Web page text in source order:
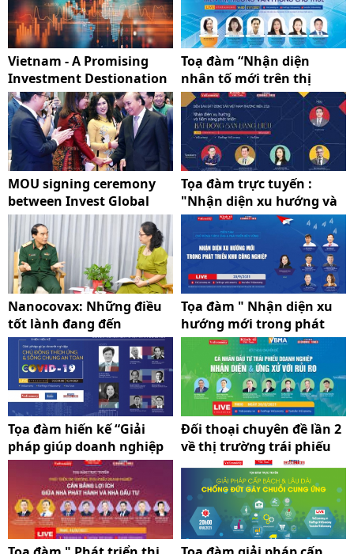
Vietnam - A Promising
Investment Destionation
Toạ đàm “Nhận diện
nhân tố mới trên thị
trường văn phòng cho
thuê”
MOU signing ceremony
between Invest Global
and Company of the
Federation of Thai
Industries
Tọa đàm trực tuyến :
"Nhận diện xu hướng và
tiềm năng phát triển Bất
động sản hàng hiệu"
Nanocovax: Những điều
tốt lành đang đến
Tọa đàm " Nhận diện xu
hướng mới trong phát
triển khu công nghiệp"
Tọa đàm hiến kế “Giải
pháp giúp doanh nghiệp
chủ động thích ứng và
sống chung an toàn với
Covid-19”
Đối thoại chuyên đề lần 2
về thị trường trái phiếu
doanh nghiệp